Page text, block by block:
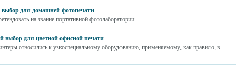
для домашней фотопечати
на звание портативной фотолаборатории
выбор для цветной офисной печати
относились к узкоспециальному оборудованию, применяемому, как правило, в